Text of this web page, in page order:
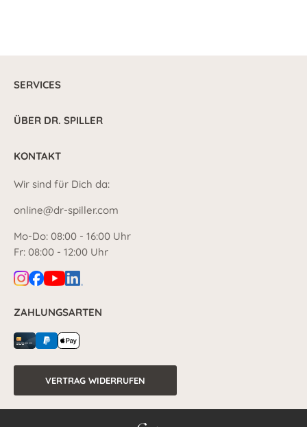
SERVICES
ÜBER DR. SPILLER
KONTAKT
Wir sind für Dich da:
online@dr-spiller.com
Mo-Do: 08:00 - 16:00 Uhr
Fr: 08:00 - 12:00 Uhr
ZAHLUNGSARTEN
VERTRAG WIDERRUFEN